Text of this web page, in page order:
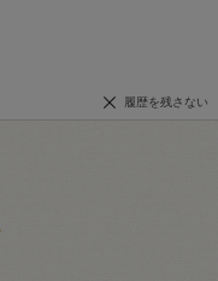
履歴を残さない